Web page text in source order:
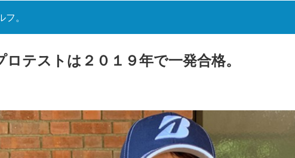
。
テストは２０１９年で一発合格。